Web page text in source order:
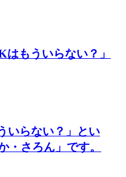
もういらない？」
いらない？」とい
・さろん」です。